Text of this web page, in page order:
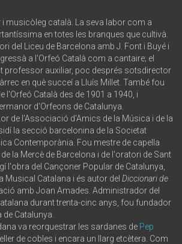
musicòleg català. La seva labor com a
en totes les branques que cultivà.
del Liceu de Barcelona amb J. Font i Buyé i
a l'Orfeó Català com a cantaire; el
professor auxiliar, poc després sotsdirector
en què succeí a Lluís Millet. També fou
l'Orfeó Català des de 1901 a 1940, i
d'Orfeons de Catalunya.
de l'Associació d'Amics de la Música i de la
la secció barcelonina de la Societat
Contemporània. Fou mestre de capella
la Mercè de Barcelona i de l'oratori de Sant
l'obra del Cançoner Popular de Catalunya,
Musical Catalana i és autor del Diccionari de
amb Joan Amades. Administrador del
durant trenta-cinc anys, fou fundador
Catalunya.
va reorquestrar les sardanes de Pep
de cobles i encara un llarg etcètera. Com